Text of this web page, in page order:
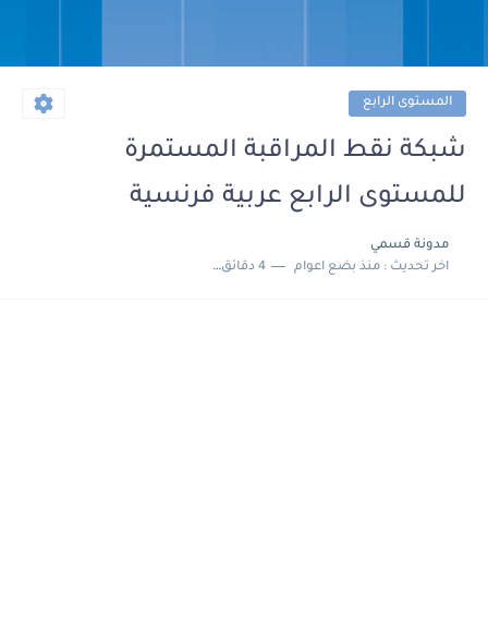
المستوى الرابع
شبكة نقط المراقبة المستمرة
للمستوى الرابع عربية فرنسية
مدونة قسمي
اخر تحديث :منذ بضع اعوام 4 دقائق للقراءة